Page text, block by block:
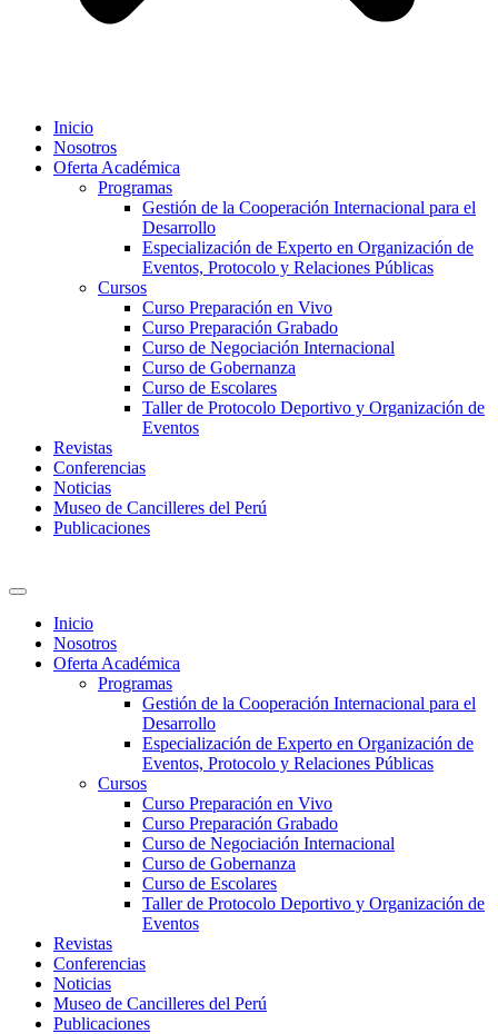
Inicio
Nosotros
Oferta Académica
Programas
Gestión de la Cooperación Internacional para el
Desarrollo
Especialización de Experto en Organización de
Eventos, Protocolo y Relaciones Públicas
Cursos
Curso Preparación en Vivo
Curso Preparación Grabado
Curso de Negociación Internacional
Curso de Gobernanza
Curso de Escolares
Taller de Protocolo Deportivo y Organización de
Eventos
Revistas
Conferencias
Noticias
Museo de Cancilleres del Perú
Publicaciones
Inicio
Nosotros
Oferta Académica
Programas
Gestión de la Cooperación Internacional para el
Desarrollo
Especialización de Experto en Organización de
Eventos, Protocolo y Relaciones Públicas
Cursos
Curso Preparación en Vivo
Curso Preparación Grabado
Curso de Negociación Internacional
Curso de Gobernanza
Curso de Escolares
Taller de Protocolo Deportivo y Organización de
Eventos
Revistas
Conferencias
Noticias
Museo de Cancilleres del Perú
Publicaciones